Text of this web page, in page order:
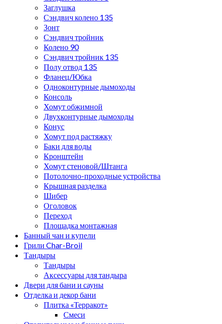
Заглушка
Сэндвич колено 135
Зонт
Сэндвич тройник
Колено 90
Сэндвич тройник 135
Полу отвод 135
Фланец/Юбка
Одноконтурные дымоходы
Консоль
Хомут обжимной
Двухконтурные дымоходы
Конус
Хомут под растяжку
Баки для воды
Кронштейн
Хомут стеновой/Штанга
Потолочно-проходные устройства
Крышная разделка
Шибер
Оголовок
Переход
Площадка монтажная
Банный чан и купели
Грили Char-Broil
Тандыры
Тандыры
Аксессуары для тандыра
Двери для бани и сауны
Отделка и декор бани
Плитка «Терракот»
Смеси